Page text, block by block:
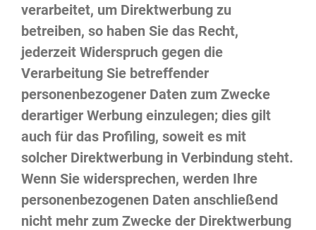
verarbeitet, um Direktwerbung zu
betreiben, so haben Sie das Recht,
jederzeit Widerspruch gegen die
Verarbeitung Sie betreffender
personenbezogener Daten zum Zwecke
derartiger Werbung einzulegen; dies gilt
auch für das Profiling, soweit es mit
solcher Direktwerbung in Verbindung steht.
Wenn Sie widersprechen, werden Ihre
personenbezogenen Daten anschließend
nicht mehr zum Zwecke der Direktwerbung